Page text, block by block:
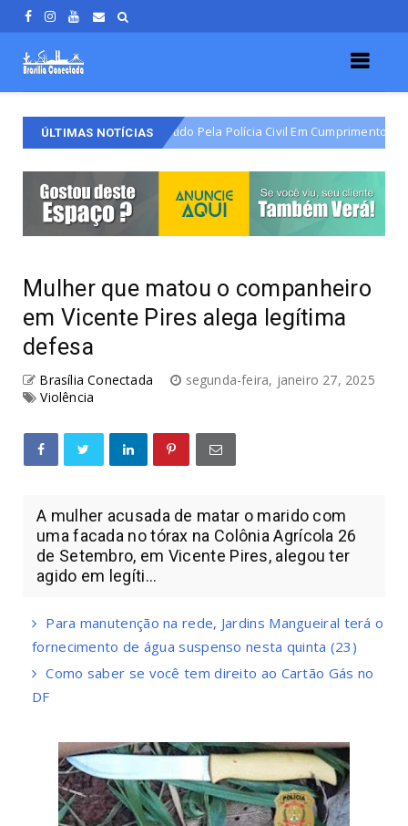
ÚLTIMAS NOTÍCIAS
Varjão É Detido Pela Polícia Civil Em Cumprimento De Mandado
Mulher que matou o companheiro
em Vicente Pires alega legítima
defesa
Brasília Conectada
segunda-feira, janeiro 27, 2025
Violência
A mulher acusada de matar o marido com
uma facada no tórax na Colônia Agrícola 26
de Setembro, em Vicente Pires, alegou ter
agido em legíti...
Para manutenção na rede, Jardins Mangueiral terá o
fornecimento de água suspenso nesta quinta (23)
Como saber se você tem direito ao Cartão Gás no
DF